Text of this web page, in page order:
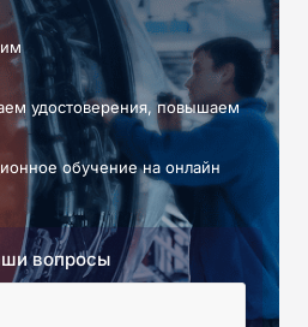
удостоверения, повышаем
обучение на онлайн
вопросы